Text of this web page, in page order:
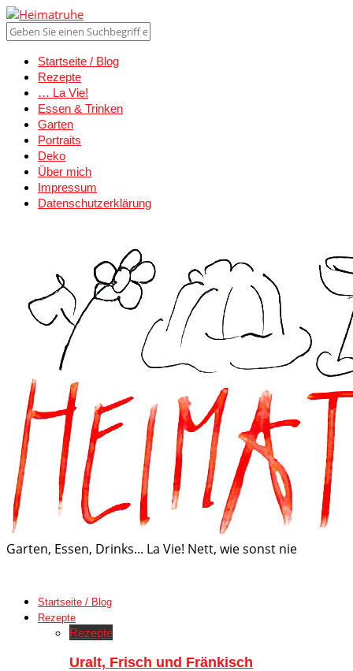
Startseite / Blog
Rezepte
… La Vie!
Essen & Trinken
Garten
Portraits
Deko
Über mich
Impressum
Datenschutzerklärung
Garten, Essen, Drinks... La Vie! Nett, wie sonst nie
Startseite / Blog
Rezepte
Rezepte
Uralt, Frisch und Fränkisch